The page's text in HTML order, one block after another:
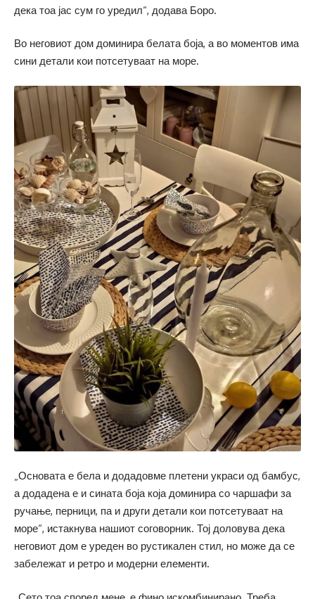
дека тоа јас сум го уредил“, додава Боро.
Во неговиот дом доминира белата боја, а во моментов има
сини детали кои потсетуваат на море.
„Основата е бела и додадовме плетени украси од бамбус,
а додадена е и сината боја која доминира со чаршафи за
ручање, перници, па и други детали кои потсетуваат на
море“, истакнува нашиот соговорник. Тој доловува дека
неговиот дом е уреден во рустикален стил, но може да се
забележат и ретро и модерни елементи.